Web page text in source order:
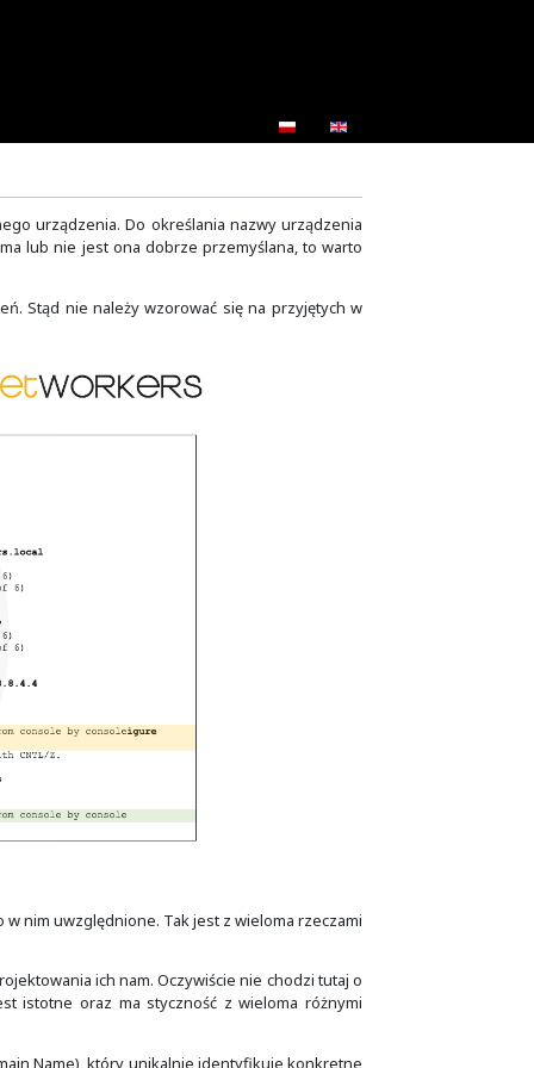
zastosowania danego urządzenia. Do
nazewniczą. Jeśli jej nie ma lub nie jest ona dobrze
czy skryptach ćwiczeń. Stąd nie należy